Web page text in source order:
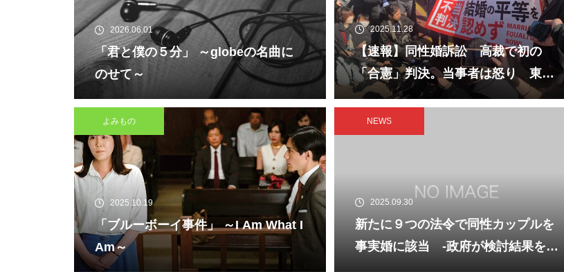
2026.06.01
「君と僕の５分」 ～globeの名曲に
のせて～
2025.11.28
【速報】同性婚訴訟 高裁で初の
「合憲」判決。当事者は怒り 東京
地裁で
よみもの
2025.10.19
「ブルーボーイ事件」 ～I Am What I
Am～
NEWS
2025.09.30
新たに９つの法令で同性カップルを
事実婚に該当 -政府が検討結果を公
表-